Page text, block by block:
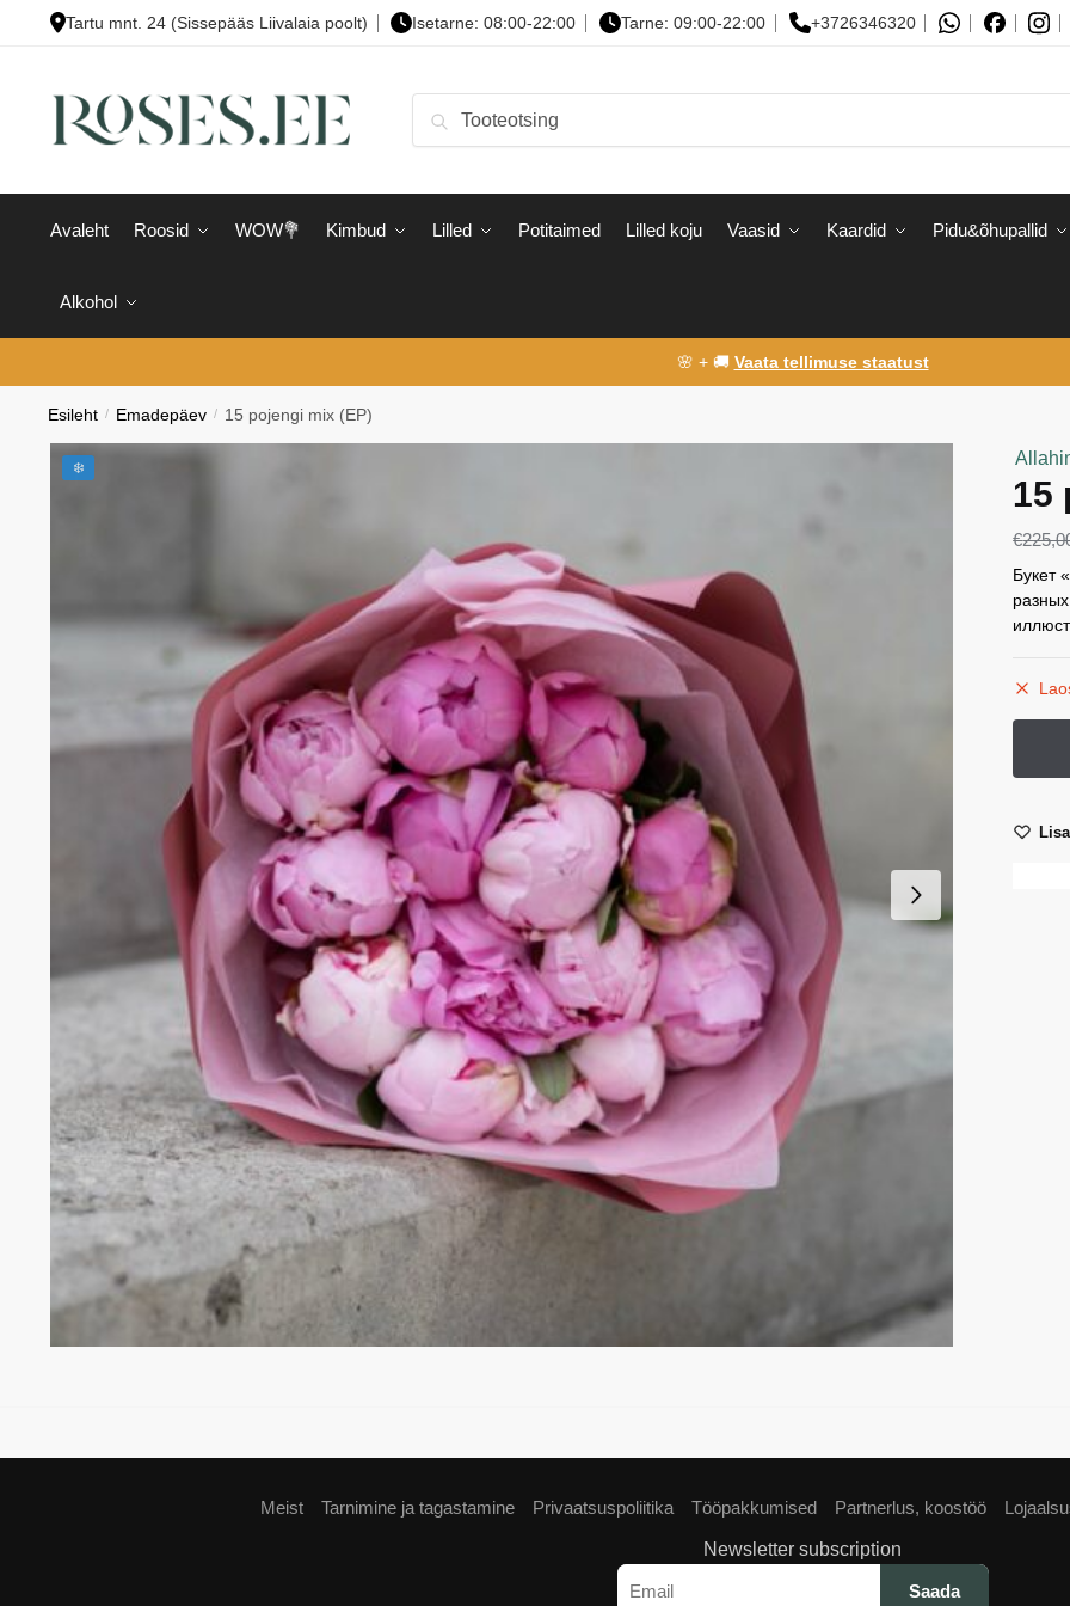
Tartu mnt. 24 (Sissepääs Liivalaia poolt) Isetarne: 08:00-22:00 Tarne: 09:00-22:00 +3726346320
Otsi
Avaleht Roosid WOW💐 Kimbud Lilled Potitaimed Lilled koju Vaasid Kaardid Pidu&õhupallid
Alkohol
🌸 + 🚚 Vaata tellimuse staatust
Esileht / Emadepäev / 15 pojengi mix (EP)
❄️
15
€
Букет
Meist Tarnimine ja tagastamine Privaatsuspoliitika Tööpakkumised Partnerlus, koostöö
Newsletter subscription